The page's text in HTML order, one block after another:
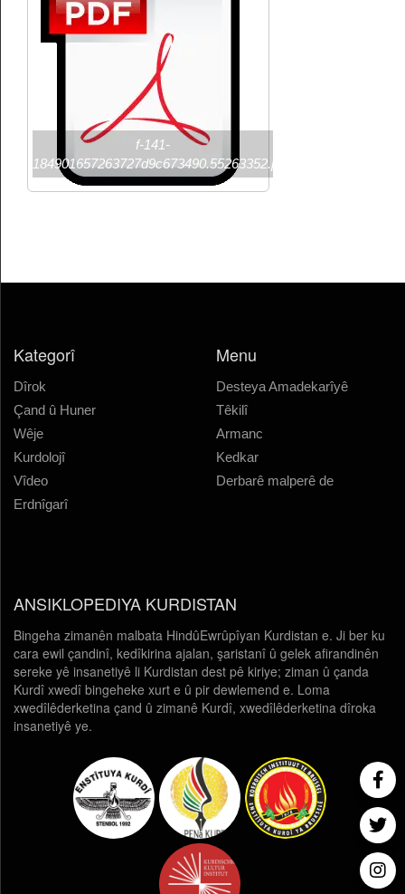
f-141-
184901657263727d9c673490.55263352.p
Kategorî
Dîrok
Çand û Huner
Wêje
Kurdolojî
Vîdeo
Erdnîgarî
Menu
Desteya Amadekarîyê
Têkilî
Armanc
Kedkar
Derbarê malperê de
ANSIKLOPEDIYA KURDISTAN
Bingeha zimanên malbata HindûEwrûpîyan Kurdistan e. Ji ber ku
cara ewil çandinî, kedîkirina ajalan, şaristanî û gelek afirandinên
sereke yê insanetiyê li Kurdistan dest pê kiriye; ziman û çanda
Kurdî xwedî bingeheke xurt e û pir dewlemend e. Loma
xwedîlêderketina çand û zimanê Kurdî, xwedîlêderketina dîroka
insanetiyê ye.